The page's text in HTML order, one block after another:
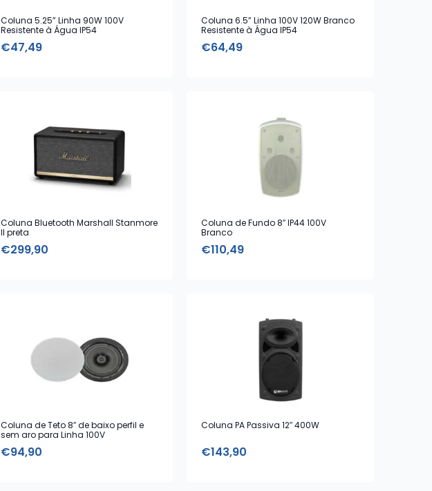
Coluna 5.25” Linha 90W 100V
Resistente à Água IP54
€47,49
Coluna 6.5” Linha 100V 120W Branco
Resistente à Água IP54
€64,49
Coluna Bluetooth Marshall Stanmore
II preta
€299,90
Coluna de Fundo 8″ IP44 100V
Branco
€110,49
Coluna de Teto 8″ de baixo perfil e
sem aro para Linha 100V
€94,90
Coluna PA Passiva 12″ 400W
€143,90